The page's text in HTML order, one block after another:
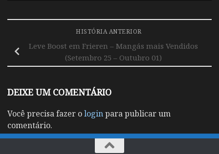
HISTÓRIA ANTERIOR
Leve Boost em Frieren – Mangás mais Vendidos
(Setembro 25 – Outubro 01)
DEIXE UM COMENTÁRIO
Você precisa fazer ologinpara publicar um
comentário.